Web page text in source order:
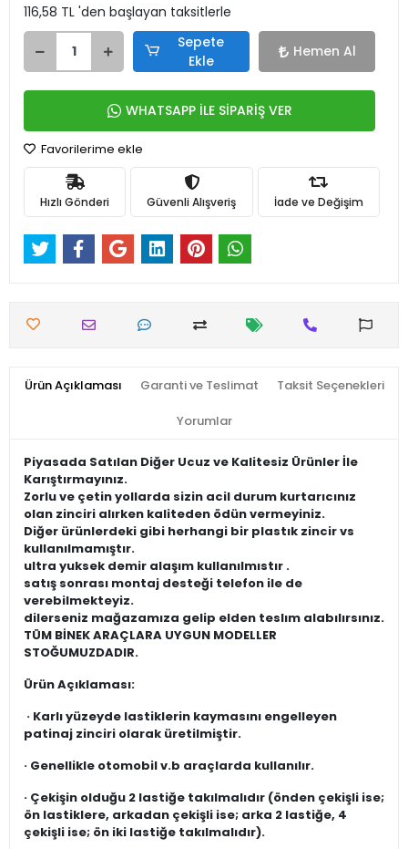
116,58 TL 'den başlayan taksitlerle
Sepete
Ekle
Hemen Al
WHATSAPP İLE SİPARİŞ VER
Favorilerime ekle
Hızlı Gönderi Güvenli Alışveriş İade ve Değişim
Ürün Açıklaması Garanti ve Teslimat Taksit Seçenekleri
Yorumlar
Piyasada Satılan Diğer Ucuz ve Kalitesiz Ürünler İle
Karıştırmayınız.
Zorlu ve çetin yollarda sizin acil durum kurtarıcınız
olan zinciri alırken kaliteden ödün vermeyiniz.
Diğer ürünlerdeki gibi herhangi bir plastık zincir vs
kullanılmamıştır.
ultra yuksek demir alaşım kullanılmıstır .
satış sonrası montaj desteği telefon ile de
verebilmekteyiz.
dilerseniz mağazamıza gelip elden teslım alabılırsınız.
TÜM BİNEK ARAÇLARA UYGUN MODELLER
STOĞUMUZDADIR.
Ürün Açıklaması:
· Karlı yüzeyde lastiklerin kaymasını engelleyen
patinaj zinciri olarak üretilmiştir.
· Genellikle otomobil v.b araçlarda kullanılır.
· Çekişin olduğu 2 lastiğe takılmalıdır (önden çekişli ise;
ön lastiklere, arkadan çekişli ise; arka 2 lastiğe, 4
çekişli ise; ön iki lastiğe takılmalıdır).